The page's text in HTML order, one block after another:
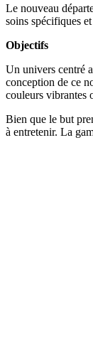
Le nouveau
soins spécifiques
Objectifs
Un univers centré
conception de ce
couleurs vibrantes
Bien que le but
à entretenir. La